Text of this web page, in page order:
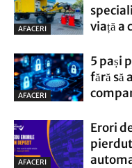
AFACERI
viață a
AFACERI
5 pași
fără să
AFACERI
Erori